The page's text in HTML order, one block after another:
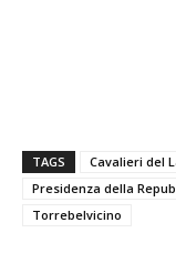
TAGS Cavalieri del
Presidenza della
Torrebelvicino